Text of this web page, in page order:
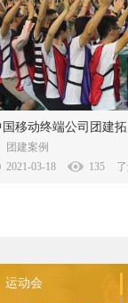
名称：中国移动终端公
2020年 活动地点：客户
国移动终端公司团建
团建案例
2021-03-18
135
运动会